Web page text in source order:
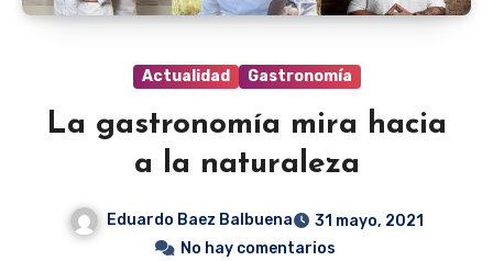
Actualidad Gastronomía
La gastronomía mira hacia
a la naturaleza
Eduardo Baez Balbuena
31 mayo, 2021
No hay comentarios